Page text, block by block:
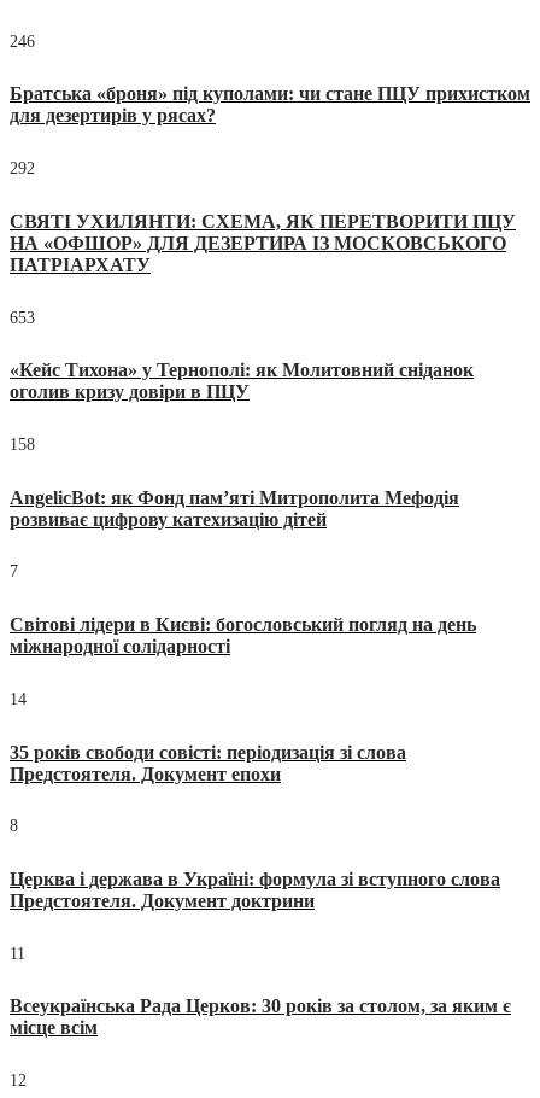
246
Братська «броня» під куполами: чи стане ПЦУ прихистком
для дезертирів у рясах?
292
СВЯТІ УХИЛЯНТИ: СХЕМА, ЯК ПЕРЕТВОРИТИ ПЦУ
НА «ОФШОР» ДЛЯ ДЕЗЕРТИРА ІЗ МОСКОВСЬКОГО
ПАТРІАРХАТУ
653
«Кейс Тихона» у Тернополі: як Молитовний сніданок
оголив кризу довіри в ПЦУ
158
AngelicBot: як Фонд пам’яті Митрополита Мефодія
розвиває цифрову катехизацію дітей
7
Світові лідери в Києві: богословський погляд на день
міжнародної солідарності
14
35 років свободи совісті: періодизація зі слова
Предстоятеля. Документ епохи
8
Церква і держава в Україні: формула зі вступного слова
Предстоятеля. Документ доктрини
11
Всеукраїнська Рада Церков: 30 років за столом, за яким є
місце всім
12